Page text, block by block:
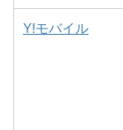
Y!モバイル